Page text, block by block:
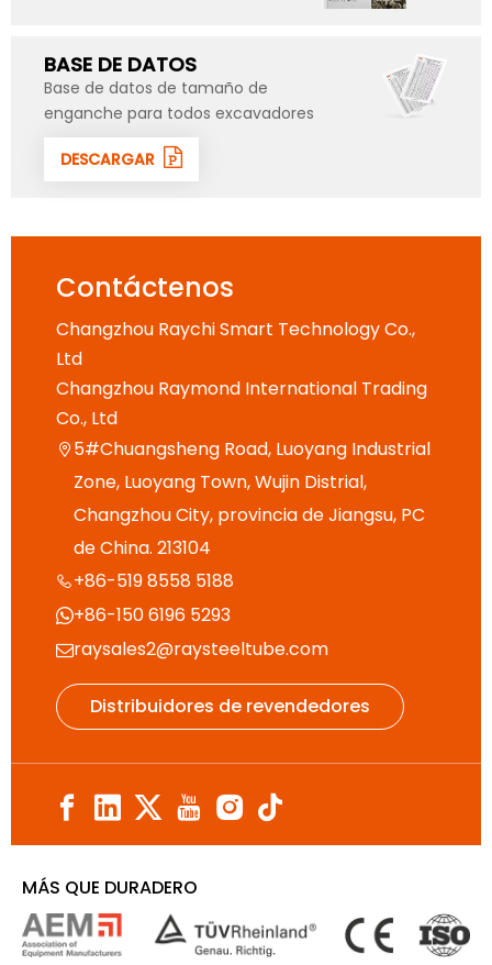
BASE DE DATOS
Base de datos de tamaño de
enganche para todos excavadores
DESCARGAR
Contáctenos
Changzhou Raychi Smart Technology Co.,
Ltd
Changzhou Raymond International Trading
Co., Ltd
 5#Chuangsheng Road, Luoyang Industrial
Zone, Luoyang Town, Wujin Distrial,
Changzhou City, provincia de Jiangsu, PC
de China. 213104
+86-519 8558 5188
+86-150 6196 5293
raysales2@raysteeltube.com
Distribuidores de revendedores
MÁS QUE DURADERO